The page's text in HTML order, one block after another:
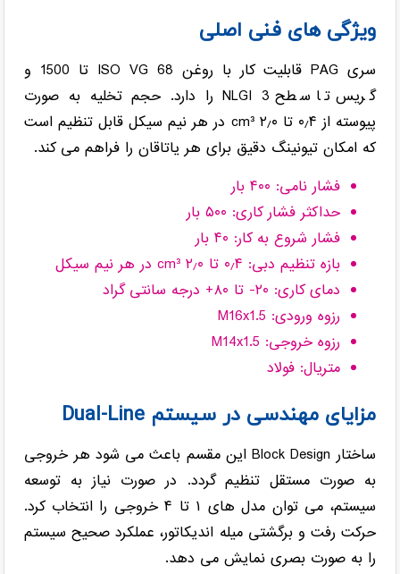
ویژگی های فنی اصلی
سری PAG قابلیت کار با روغن ISO VG 68 تا 1500 و
گریس تا سطح NLGI 3 را دارد. حجم تخلیه به صورت
پیوسته از ۰٫۴ تا ۲٫۰ cm³ در هر نیم سیکل قابل تنظیم است
که امکان تیونینگ دقیق برای هر یاتاقان را فراهم می کند.
فشار نامی: ۴۰۰ بار
حداکثر فشار کاری: ۵۰۰ بار
فشار شروع به کار: ۴۰ بار
بازه تنظیم دبی: ۰٫۴ تا ۲٫۰ cm³ در هر نیم سیکل
دمای کاری: ۲۰- تا ۸۰+ درجه سانتی گراد
رزوه ورودی: M16x1.5
رزوه خروجی: M14x1.5
متریال: فولاد
مزایای مهندسی در سیستم Dual-Line
ساختار Block Design این مقسم باعث می شود هر خروجی
به صورت مستقل تنظیم گردد. در صورت نیاز به توسعه
سیستم، می توان مدل های ۱ تا ۴ خروجی را انتخاب کرد.
حرکت رفت و برگشتی میله اندیکاتور، عملکرد صحیح سیستم
را به صورت بصری نمایش می دهد.